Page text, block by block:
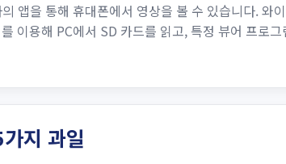
앱을 통해 휴대폰에서 영상을 볼 수 있습니다. 와
이용해 PC에서 SD 카드를 읽고, 특정 뷰어 프로
지 과일